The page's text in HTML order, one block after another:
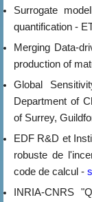
Surrogate
quantification -
Merging Data-
production of
Global
Department of
of Surrey,
EDF R&D et
robuste de
code de calcul -
INRIA-CNRS